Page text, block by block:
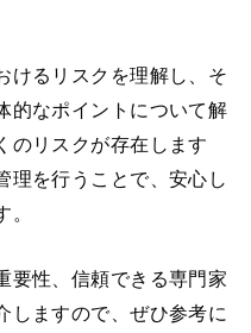
けるリスクを理解し、そ
的なポイントについて解
のリスクが存在します
理を行うことで、安心し
要性、信頼できる専門家
しますので、ぜひ参考に